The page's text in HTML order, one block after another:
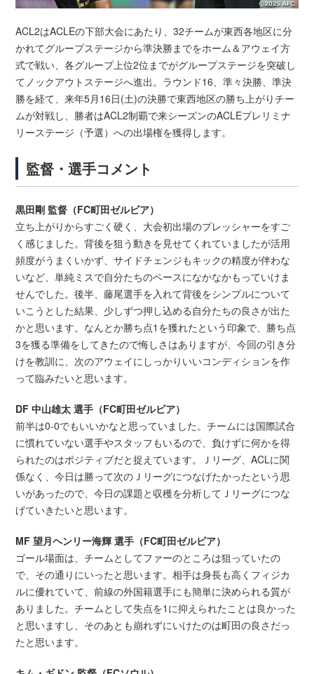
ACL2はACLEの下部大会にあたり、32チームが東西各地区に分
かれてグループステージから準決勝までをホーム＆アウェイ方
式で戦い、各グループ上位2位までがグループステージを突破し
てノックアウトステージへ進出。ラウンド16、準々決勝、準決
勝を経て、来年5月16日(土)の決勝で東西地区の勝ち上がりチー
ムが対戦し、勝者はACL2制覇で来シーズンのACLEプレリミナ
リーステージ（予選）への出場権を獲得します。
監督・選手コメント
黒田剛 監督（FC町田ゼルビア）
立ち上がりからすごく硬く、大会初出場のプレッシャーをすご
く感じました。背後を狙う動きを見せてくれていましたが活用
頻度がうまくいかず、サイドチェンジもキックの精度が伴わな
いなど、単純ミスで自分たちのペースになかなかもっていけま
せんでした。後半、藤尾選手を入れて背後をシンプルについて
いこうとした結果、少しずつ押し込める自分たちの良さが出た
かと思います。なんとか勝ち点1を獲れたという印象で、勝ち点
3を獲る準備をしてきたので悔しさはありますが、今回の引き分
けを教訓に、次のアウェイにしっかりいいコンディションを作
って臨みたいと思います。
DF 中山雄太 選手（FC町田ゼルビア）
前半は0-0でもいいかなと思っていました。チームには国際試合
に慣れていない選手やスタッフもいるので、負けずに何かを得
られたのはポジティブだと捉えています。Ｊリーグ、ACLに関
係なく、今日は勝って次のＪリーグにつなげたかったという思
いがあったので、今日の課題と収穫を分析してＪリーグにつな
げていきたいと思います。
MF 望月ヘンリー海輝 選手（FC町田ゼルビア）
ゴール場面は、チームとしてファーのところは狙っていたの
で、その通りにいったと思います。相手は身長も高くフィジカ
ルに優れていて、前線の外国籍選手にも簡単に決められる質が
ありました。チームとして失点を1に抑えられたことは良かった
と思いますし、そのあとも崩れずにいけたのは町田の良さだっ
たと思います。